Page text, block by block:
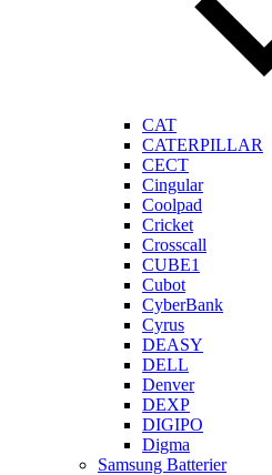
CAT
CATERPILLAR
CECT
Cingular
Coolpad
Cricket
Crosscall
CUBE1
Cubot
CyberBank
Cyrus
DEASY
DELL
Denver
DEXP
DIGIPO
Digma
Samsung Batterier